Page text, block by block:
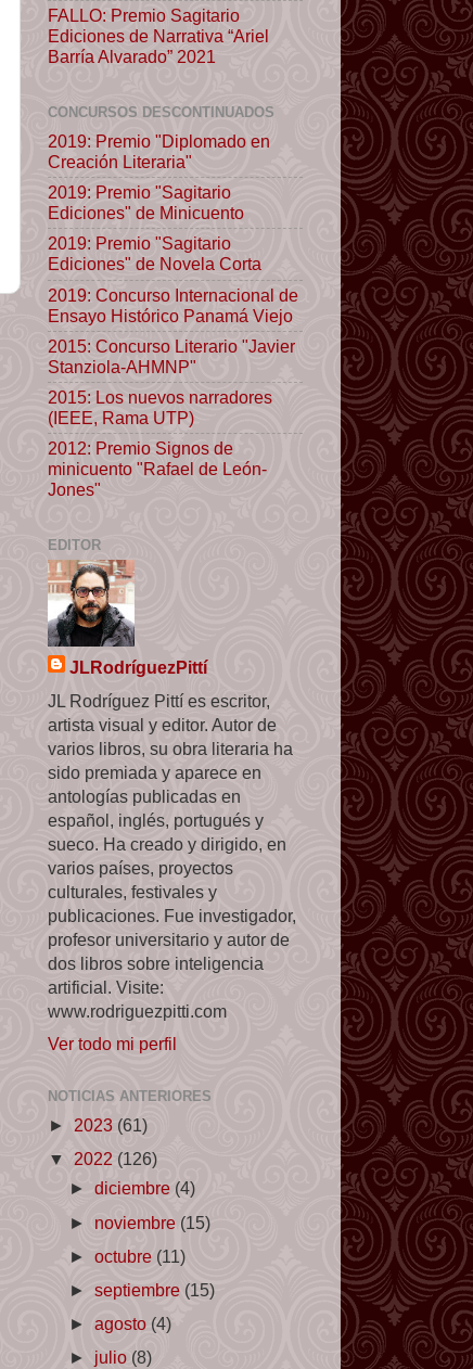
FALLO: Premio Sagitario
Ediciones de Narrativa “Ariel
Barría Alvarado” 2021
CONCURSOS DESCONTINUADOS
2019: Premio "Diplomado en
Creación Literaria"
2019: Premio "Sagitario
Ediciones" de Minicuento
2019: Premio "Sagitario
Ediciones" de Novela Corta
2019: Concurso Internacional de
Ensayo Histórico Panamá Viejo
2015: Concurso Literario "Javier
Stanziola-AHMNP"
2015: Los nuevos narradores
(IEEE, Rama UTP)
2012: Premio Signos de
minicuento "Rafael de León-
Jones"
EDITOR
JLRodríguezPittí
JL Rodríguez Pittí es escritor,
artista visual y editor. Autor de
varios libros, su obra literaria ha
sido premiada y aparece en
antologías publicadas en
español, inglés, portugués y
sueco. Ha creado y dirigido, en
varios países, proyectos
culturales, festivales y
publicaciones. Fue investigador,
profesor universitario y autor de
dos libros sobre inteligencia
artificial. Visite:
www.rodriguezpitti.com
Ver todo mi perfil
NOTICIAS ANTERIORES
► 2023 (61)
▼ 2022 (126)
►diciembre (4)
► noviembre (15)
►octubre (11)
►septiembre (15)
►agosto (4)
► julio (8)